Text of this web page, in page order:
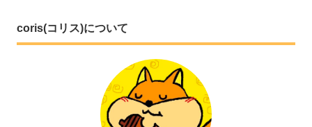
coris(コリス)について